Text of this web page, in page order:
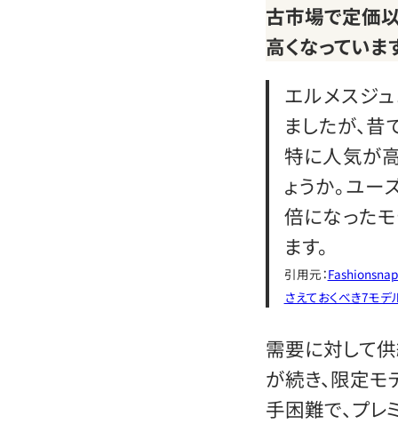
古市場で定価
高くなっていま
エルメスジ
ましたが、
特に人気が
ょうか。ユ
倍になった
ます。
引用元：
さえておくべき7モデ
需要に対して
が続き、限定
手困難で、プレ